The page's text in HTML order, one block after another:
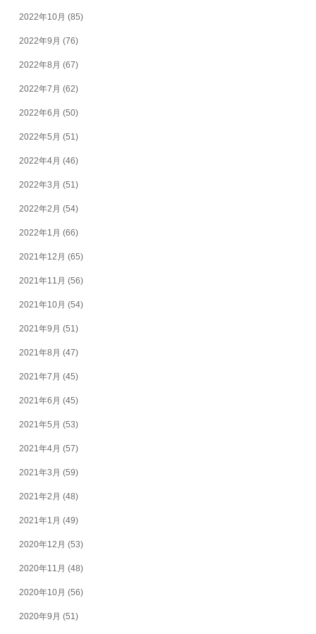
2022年10月 (85)
2022年9月 (76)
2022年8月 (67)
2022年7月 (62)
2022年6月 (50)
2022年5月 (51)
2022年4月 (46)
2022年3月 (51)
2022年2月 (54)
2022年1月 (66)
2021年12月 (65)
2021年11月 (56)
2021年10月 (54)
2021年9月 (51)
2021年8月 (47)
2021年7月 (45)
2021年6月 (45)
2021年5月 (53)
2021年4月 (57)
2021年3月 (59)
2021年2月 (48)
2021年1月 (49)
2020年12月 (53)
2020年11月 (48)
2020年10月 (56)
2020年9月 (51)